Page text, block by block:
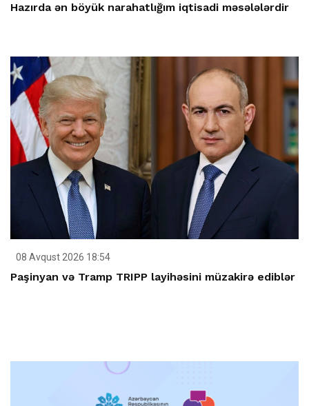
Hazırda ən böyük narahatlığım iqtisadi məsələlərdir
08 Avqust 2026 18:54
Paşinyan və Tramp TRIPP layihəsini müzakirə ediblər